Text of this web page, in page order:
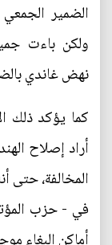
الضمير
ولكن باءت
نهض غاندي
كما يؤكد ذلك
أراد إصلاح
المخالفة، حتى
في - حزب